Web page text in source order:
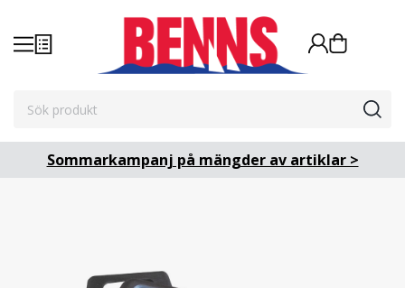
Sommarkampanj på mängder av artiklar >